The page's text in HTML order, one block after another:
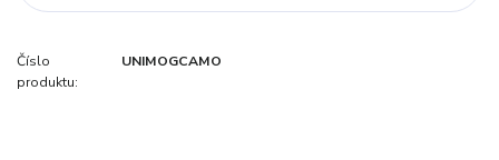
Číslo
produktu:
UNIMOGCAMO